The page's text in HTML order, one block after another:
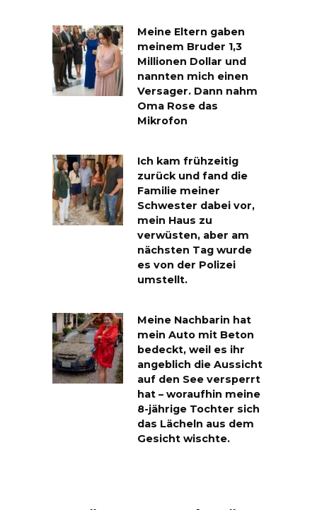
Meine Eltern gaben
meinem Bruder 1,3
Millionen Dollar und
nannten mich einen
Versager. Dann nahm
Oma Rose das
Mikrofon
Ich kam frühzeitig
zurück und fand die
Familie meiner
Schwester dabei vor,
mein Haus zu
verwüsten, aber am
nächsten Tag wurde
es von der Polizei
umstellt.
Meine Nachbarin hat
mein Auto mit Beton
bedeckt, weil es ihr
angeblich die Aussicht
auf den See versperrt
hat – woraufhin meine
8-jährige Tochter sich
das Lächeln aus dem
Gesicht wischte.